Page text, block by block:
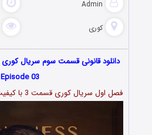
Admin
کوری
Episode 03
فصل اول سریال کوری قسمت 3 با کیفیت 1080p & 720p & 480p